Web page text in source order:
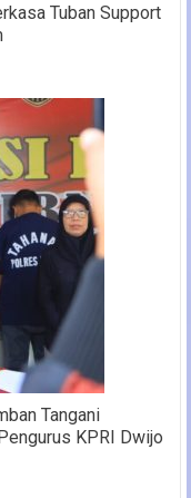
Tuban Support
Tangani
KPRI Dwijo